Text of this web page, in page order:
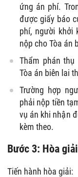
ứng án phí.
được giấy báo
phí, người khởi
nộp cho Tòa án
Thẩm phán
Tòa án biên lai
Trường hợp
phải nộp tiền
vụ án khi nhận
kèm theo.
Bước 3: Hòa
Tiến hành hòa giải: